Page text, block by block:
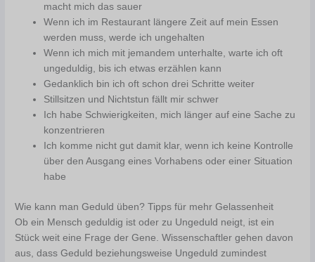
macht mich das sauer
Wenn ich im Restaurant längere Zeit auf mein Essen
werden muss, werde ich ungehalten
Wenn ich mich mit jemandem unterhalte, warte ich oft
ungeduldig, bis ich etwas erzählen kann
Gedanklich bin ich oft schon drei Schritte weiter
Stillsitzen und Nichtstun fällt mir schwer
Ich habe Schwierigkeiten, mich länger auf eine Sache zu
konzentrieren
Ich komme nicht gut damit klar, wenn ich keine Kontrolle
über den Ausgang eines Vorhabens oder einer Situation
habe
Wie kann man Geduld üben? Tipps für mehr Gelassenheit
Ob ein Mensch geduldig ist oder zu Ungeduld neigt, ist ein
Stück weit eine Frage der Gene. Wissenschaftler gehen davon
aus, dass Geduld beziehungsweise Ungeduld zumindest